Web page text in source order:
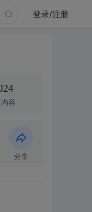
登录/注册
容
分享